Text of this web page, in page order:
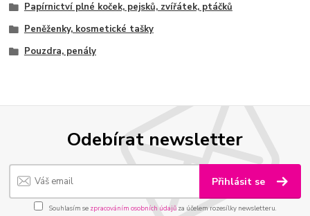
Papírnictví plné koček, pejsků, zvířátek, ptáčků
Peněženky, kosmetické tašky
Pouzdra, penály
Odebírat newsletter
Přihlásit se
Souhlasím se zpracováním osobních údajůza účelem rozesílky newsletteru.